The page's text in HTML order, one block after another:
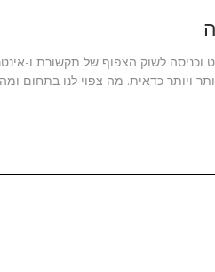
וכניסה לשוק הצפוף של תקשורת ו-
ויותר כדאית. מה צפוי לנו בתחום